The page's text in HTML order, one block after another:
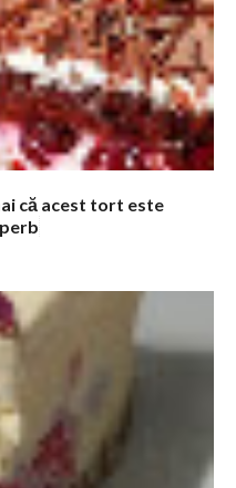
că acest tort este